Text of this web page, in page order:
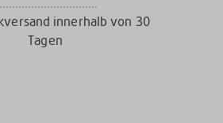
innerhalb von 30
Tagen